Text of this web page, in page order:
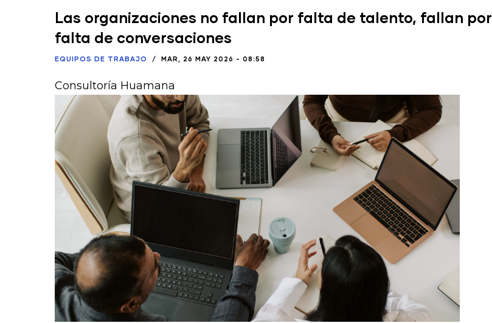
Las organizaciones no fallan por falta de talento, fallan por
falta de conversaciones
EQUIPOS DE TRABAJO / MAR, 26 MAY 2026 - 08:58
Consultoría Huamana